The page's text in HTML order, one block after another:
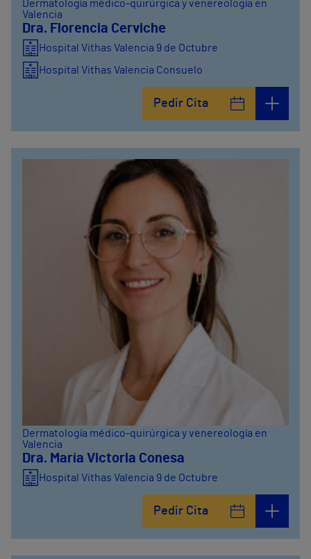
Dermatología médico-quirúrgica y venereología en
Valencia
Dra. Florencia Cerviche
Hospital Vithas Valencia 9 de Octubre
Hospital Vithas Valencia Consuelo
Pedir Cita
Dermatología médico-quirúrgica y venereología en
Valencia
Dra. María Victoria Conesa
Hospital Vithas Valencia 9 de Octubre
Pedir Cita